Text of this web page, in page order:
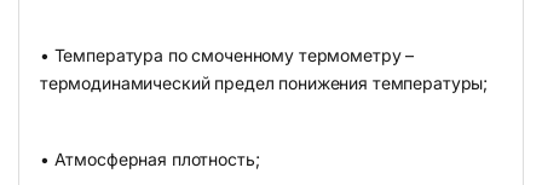
• Температура по смоченному термометру –
термодинамический предел понижения температуры;
• Атмосферная плотность;